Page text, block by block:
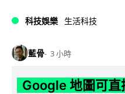
科技娛樂 生活科技
藍骨 3 小時
Google 地圖可